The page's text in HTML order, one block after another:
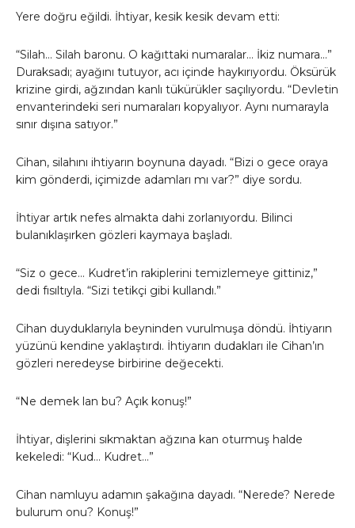
Yere doğru eğildi. İhtiyar, kesik kesik devam etti:
“Silah… Silah baronu. O kağıttaki numaralar… İkiz numara…”
Duraksadı; ayağını tutuyor, acı içinde haykırıyordu. Öksürük
krizine girdi, ağzından kanlı tükürükler saçılıyordu. “Devletin
envanterindeki seri numaraları kopyalıyor. Aynı numarayla
sınır dışına satıyor.”
Cihan, silahını ihtiyarın boynuna dayadı. “Bizi o gece oraya
kim gönderdi, içimizde adamları mı var?” diye sordu.
İhtiyar artık nefes almakta dahi zorlanıyordu. Bilinci
bulanıklaşırken gözleri kaymaya başladı.
“Siz o gece… Kudret’in rakiplerini temizlemeye gittiniz,”
dedi fısıltıyla. “Sizi tetikçi gibi kullandı.”
Cihan duyduklarıyla beyninden vurulmuşa döndü. İhtiyarın
yüzünü kendine yaklaştırdı. İhtiyarın dudakları ile Cihan’ın
gözleri neredeyse birbirine değecekti.
“Ne demek lan bu? Açık konuş!”
İhtiyar, dişlerini sıkmaktan ağzına kan oturmuş halde
kekeledi: “Kud… Kudret…”
Cihan namluyu adamın şakağına dayadı. “Nerede? Nerede
bulurum onu? Konuş!”